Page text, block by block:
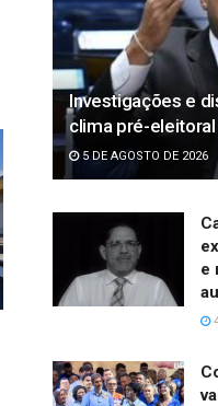
Investigações e
clima pré-eleitoral
5 DE AGOSTO DE 2026
e